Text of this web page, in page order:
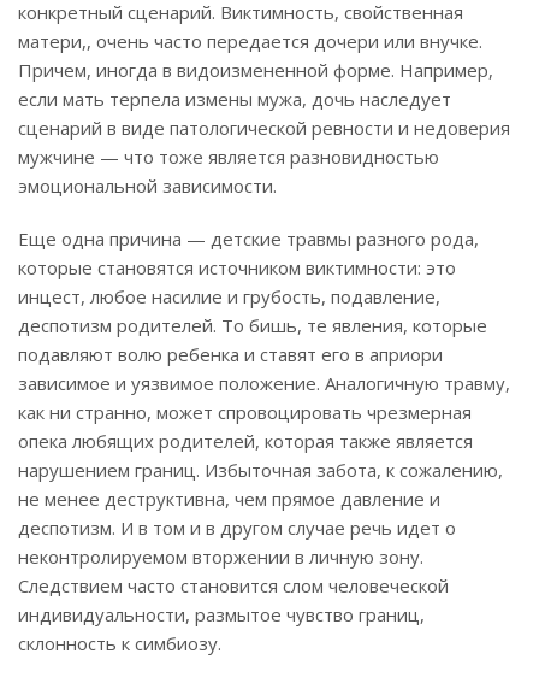
конкретный сценарий. Виктимность, свойственная
матери,, очень часто передается дочери или внучке.
Причем, иногда в видоизмененной форме. Например,
если мать терпела измены мужа, дочь наследует
сценарий в виде патологической ревности и недоверия
мужчине — что тоже является разновидностью
эмоциональной зависимости.
Еще одна причина — детские травмы разного рода,
которые становятся источником виктимности: это
инцест, любое насилие и грубость, подавление,
деспотизм родителей. То бишь, те явления, которые
подавляют волю ребенка и ставят его в априори
зависимое и уязвимое положение. Аналогичную травму,
как ни странно, может спровоцировать чрезмерная
опека любящих родителей, которая также является
нарушением границ. Избыточная забота, к сожалению,
не менее деструктивна, чем прямое давление и
деспотизм. И в том и в другом случае речь идет о
неконтролируемом вторжении в личную зону.
Следствием часто становится слом человеческой
индивидуальности, размытое чувство границ,
склонность к симбиозу.